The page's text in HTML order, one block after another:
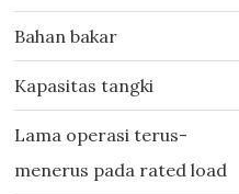
Bahan bakar
Kapasitas tangki
Lama operasi terus-
menerus pada rated load